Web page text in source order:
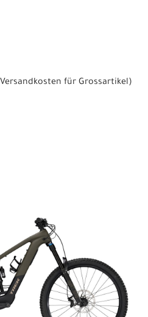
Versandkosten für Grossartikel)